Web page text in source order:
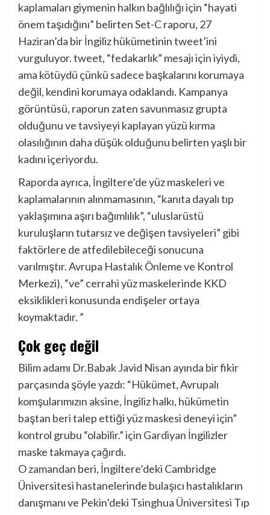
kaplamaları giymenin halkın bağlılığı için “hayati
önem taşıdığını” belirten Set-C raporu, 27
Haziran’da bir İngiliz hükümetinin tweet’ini
vurguluyor. tweet, “fedakarlık” mesajı için iyiydi,
ama kötüydü çünkü sadece başkalarını korumaya
değil, kendini korumaya odaklandı. Kampanya
görüntüsü, raporun zaten savunmasız grupta
olduğunu ve tavsiyeyi kaplayan yüzü kırma
olasılığının daha düşük olduğunu belirten yaşlı bir
kadını içeriyordu.
Raporda ayrıca, İngiltere’de yüz maskeleri ve
kaplamalarının alınmamasının, “kanıta dayalı tıp
yaklaşımına aşırı bağımlılık”, “uluslarüstü
kuruluşların tutarsız ve değişen tavsiyeleri” gibi
faktörlere de atfedilebileceği sonucuna
varılmıştır. Avrupa Hastalık Önleme ve Kontrol
Merkezi), “ve” cerrahi yüz maskelerinde KKD
eksiklikleri konusunda endişeler ortaya
koymaktadır. ”
Çok geç değil
Bilim adamı Dr.Babak Javid Nisan ayında bir fikir
parçasında şöyle yazdı: “Hükümet, Avrupalı ​​
komşularımızın aksine, İngiliz halkı, hükümetin
baştan beri talep ettiği yüz maskesi deneyi için”
kontrol grubu “olabilir.” için Gardiyan İngilizler
maske takmaya çağırdı.
O zamandan beri, İngiltere’deki Cambridge
Üniversitesi hastanelerinde bulaşıcı hastalıkların
danışmanı ve Pekin’deki Tsinghua Üniversitesi Tıp